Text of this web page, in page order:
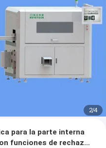
2/4
para la parte interna
funciones de rechazo